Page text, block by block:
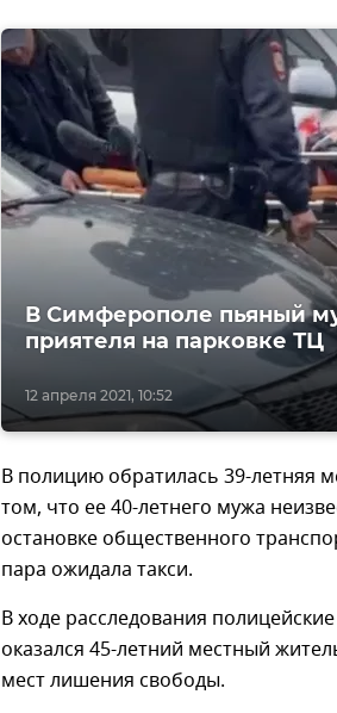
12 апреля 2021, 10:52
В Симферополе пьяный
приятеля на парковке ТЦ
В полицию обратилась 39-летняя
том, что ее 40-летнего мужа
остановке общественного
пара ожидала такси.
В ходе расследования
оказался 45-летний местный
мест лишения свободы.